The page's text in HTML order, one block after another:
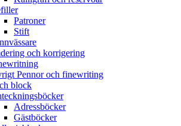
Patroner
Stift
och korrigering
Pennor och finewriting
block
Adressböcker
Gästböcker